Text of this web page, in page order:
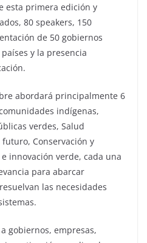
esta primera edición y
80 speakers, 150
de 50 gobiernos
y la presencia
abordará principalmente 6
indígenas,
verdes, Salud
Conservación y
innovación verde, cada una
para abarcar
las necesidades
gobiernos, empresas,